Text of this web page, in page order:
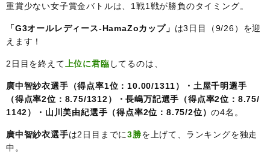
重賞少ない女子賞金バトルは、1戦1戦が勝負のタイミング。
「G3オールレディース-HamaZoカップ」 は3日目（9/26）を迎
えます！
2日目を終えて 上位に君臨 してるのは、
廣中智紗衣選手（得点率1位：10.00/1311）・土屋千明選手
（得点率2位：8.75/1312）・長嶋万記選手（得点率2位：8.75/
1142）・山川美由紀選手（得点率2位：8.75/2位）の4名。
廣中智紗衣選手は2日目までに3勝を上げて、ランキングを独走
中。